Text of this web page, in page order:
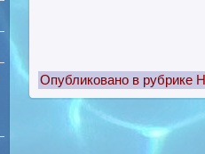
Опубликовано в рубрике